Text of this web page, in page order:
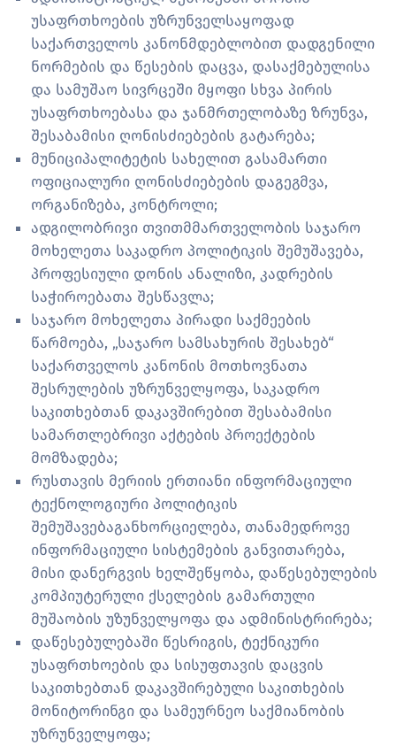
უსაფრთხოების უზრუნველსაყოფად
საქართველოს კანონმდებლობით დადგენილი
ნორმების და წესების დაცვა, დასაქმებულისა
და სამუშაო სივრცეში მყოფი სხვა პირის
უსაფრთხოებასა და ჯანმრთელობაზე ზრუნვა,
შესაბამისი ღონისძიებების გატარება;
მუნიციპალიტეტის სახელით გასამართი
ოფიციალური ღონისძიებების დაგეგმვა,
ორგანიზება, კონტროლი;
ადგილობრივი თვითმმართველობის საჯარო
მოხელეთა საკადრო პოლიტიკის შემუშავება,
პროფესიული დონის ანალიზი, კადრების
საჭიროებათა შესწავლა;
საჯარო მოხელეთა პირადი საქმეების
წარმოება, „საჯარო სამსახურის შესახებ“
საქართველოს კანონის მოთხოვნათა
შესრულების უზრუნველყოფა, საკადრო
საკითხებთან დაკავშირებით შესაბამისი
სამართლებრივი აქტების პროექტების
მომზადება;
რუსთავის მერიის ერთიანი ინფორმაციული
ტექნოლოგიური პოლიტიკის
შემუშავებაგანხორციელება, თანამედროვე
ინფორმაციული სისტემების განვითარება,
მისი დანერგვის ხელშეწყობა, დაწესებულების
კომპიუტერული ქსელების გამართული
მუშაობის უზუნველყოფა და ადმინისტრირება;
დაწესებულებაში წესრიგის, ტექნიკური
უსაფრთხოების და სისუფთავის დაცვის
საკითხებთან დაკავშირებული საკითხების
მონიტორინგი და სამეურნეო საქმიანობის
უზრუნველყოფა;